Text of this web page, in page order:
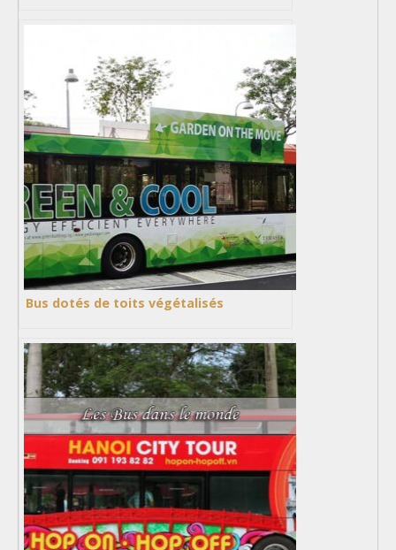
Bus dotés de toits végétalisés